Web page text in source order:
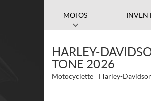
MOTOS
HARLEY-
TONE 2026
Motocyclette Harley-